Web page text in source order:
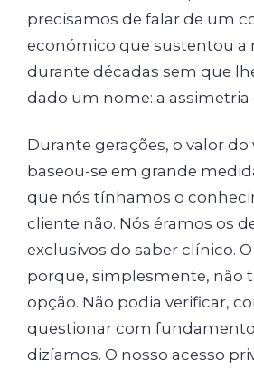
precisamos de falar de um
económico que sustentou a
durante décadas sem que
dado um nome: a assimetria
Durante gerações, o valor do
baseou-se em grande
que nós tínhamos o
cliente não. Nós éramos os
exclusivos do saber clínico.
porque, simplesmente, não
opção. Não podia verificar,
questionar com
dizíamos. O nosso acesso